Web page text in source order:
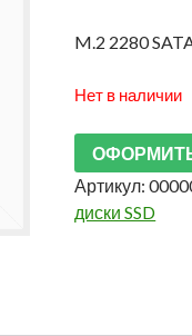
M.2 2280
Нет в наличии
Артикул:
диски SSD